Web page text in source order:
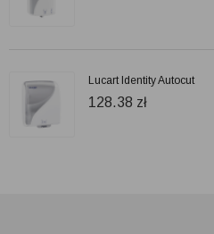
Lucart Identity Autocut
128.38 zł